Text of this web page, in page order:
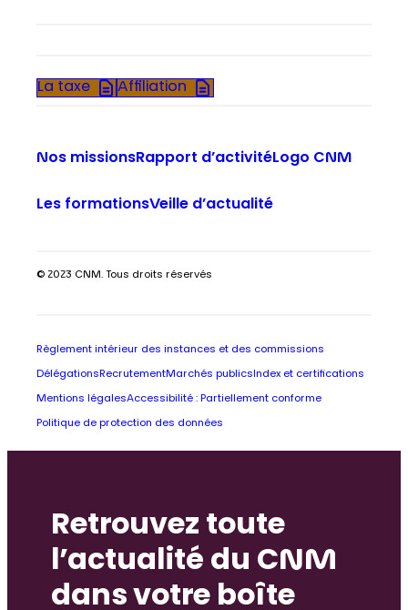
La taxe Affiliation
Nos missionsRapport d’activitéLogo CNM
Les formationsVeille d’actualité
© 2023 CNM. Tous droits réservés
Règlement intérieur des instances et des commissions
Délégations RecrutementMarchés publics Index et certifications
Mentions légalesAccessibilité : Partiellement conforme
Politique de protection des données
Retrouvez toute
l’actualité du CNM
dans votre boîte